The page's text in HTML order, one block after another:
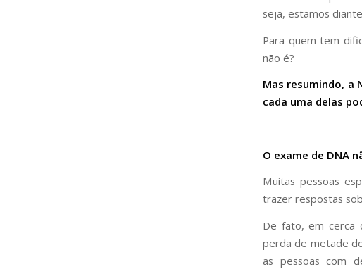
seja, estamos
Para quem tem
não é?
Mas resumindo, a
cada uma delas
O exame de DNA
Muitas pessoas
trazer respostas
De fato, em cerca
perda de metade
as pessoas com